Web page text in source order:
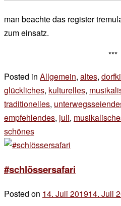
man beachte das register
zum einsatz.
***
Posted in Allgemein, altes,
glückliches, kulturelles,
traditionelles,
empfehlendes, juli,
schönes
a
on
#schlössersafari
Posted on 14. Juli 201914. Juli